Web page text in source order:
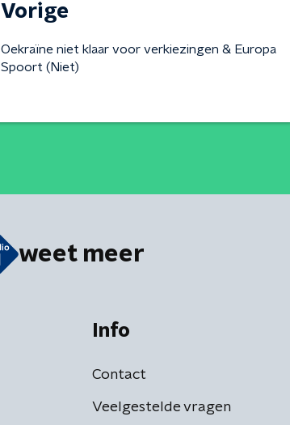
Vorige
Oekraïne niet klaar voor verkiezingen & Europa
Spoort (Niet)
weet meer
Info
Contact
Veelgestelde vragen